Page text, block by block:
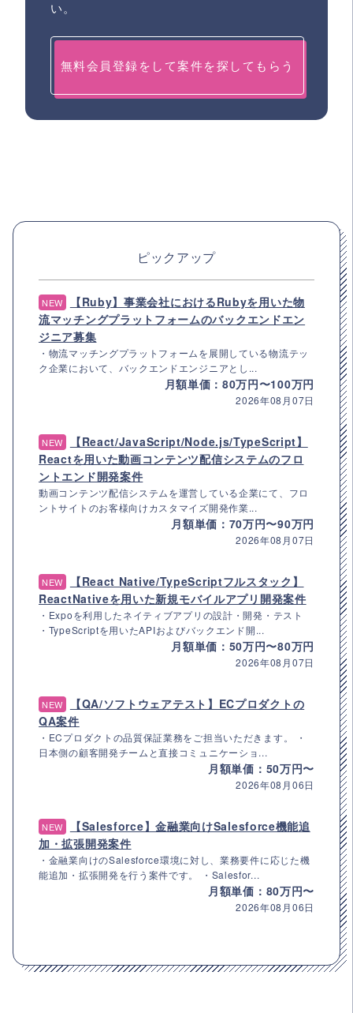
い。
無料会員登録をして案件を探してもらう
ピックアップ
NEW
【Ruby】事業会社におけるRubyを用いた物
流マッチングプラットフォームのバックエンドエン
ジニア募集
・物流マッチングプラットフォームを展開している物流テッ
ク企業において、バックエンドエンジニアとし...
月額単価：80万円〜100万円
2026年08月07日
NEW
【React/JavaScript/Node.js/TypeScript】
Reactを用いた動画コンテンツ配信システムのフロ
ントエンド開発案件
動画コンテンツ配信システムを運営している企業にて、フロ
ントサイトのお客様向けカスタマイズ開発作業...
月額単価：70万円〜90万円
2026年08月07日
NEW
【React Native/TypeScriptフルスタック】
ReactNativeを用いた新規モバイルアプリ開発案件
・Expoを利用したネイティブアプリの設計・開発・テスト
・TypeScriptを用いたAPIおよびバックエンド開...
月額単価：50万円〜80万円
2026年08月07日
NEW
【QA/ソフトウェアテスト】ECプロダクトの
QA案件
・ECプロダクトの品質保証業務をご担当いただきます。 ・
日本側の顧客開発チームと直接コミュニケーショ...
月額単価：50万円〜
2026年08月06日
NEW
【Salesforce】金融業向けSalesforce機能追
加・拡張開発案件
・金融業向けのSalesforce環境に対し、業務要件に応じた機
能追加・拡張開発を行う案件です。 ・Salesfor...
月額単価：80万円〜
2026年08月06日